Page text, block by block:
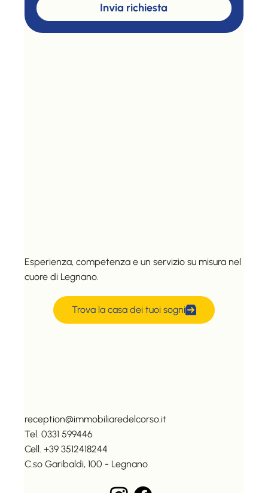
Invia richiesta
Esperienza, competenza e un servizio su misura nel
cuore di Legnano.
Trova la casa dei tuoi sogni
reception@immobiliaredelcorso.it
Tel. 0331 599446
Cell. +39 3512418244
C.so Garibaldi, 100 - Legnano